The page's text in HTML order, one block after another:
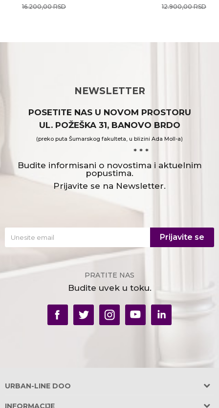
16.200,00RSD 12.900,00RSD
NEWSLETTER
POSETITE NAS U NOVOM PROSTORU
UL. POŽEŠKA 31, BANOVO BRDO
(preko puta Šumarskog fakulteta, u blizini Ada Moll-a)
* * *
Budite informisani o novostima i aktuelnim
popustima.
Prijavite se na Newsletter.
Prijavite se
PRATITE NAS
Budite uvek u toku.
URBAN-LINE DOO
INFORMACIJE